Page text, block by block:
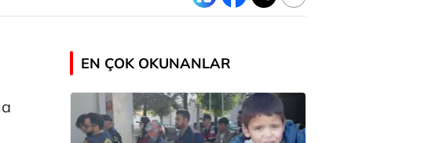
EN ÇOK OKUNANLAR